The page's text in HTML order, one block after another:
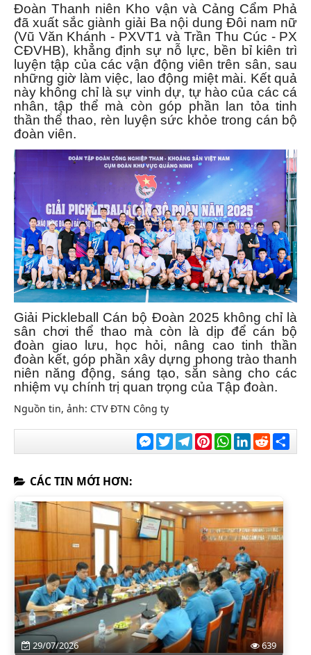
Đoàn Thanh niên Kho vận và Cảng Cẩm Phả
đã xuất sắc giành giải Ba nội dung Đôi nam nữ
(Vũ Văn Khánh - PXVT1 và Trần Thu Cúc - PX
CĐVHB), khẳng định sự nỗ lực, bền bỉ kiên trì
luyện tập của các vận động viên trên sân, sau
những giờ làm việc, lao động miệt mài. Kết quả
này không chỉ là sự vinh dự, tự hào của các cá
nhân, tập thể mà còn góp phần lan tỏa tinh
thần thể thao, rèn luyện sức khỏe trong cán bộ
đoàn viên.
Giải Pickleball Cán bộ Đoàn 2025 không chỉ là
sân chơi thể thao mà còn là dịp để cán bộ
đoàn giao lưu, học hỏi, nâng cao tinh thần
đoàn kết, góp phần xây dựng phong trào thanh
niên năng động, sáng tạo, sẵn sàng cho các
nhiệm vụ chính trị quan trọng của Tập đoàn.
Nguồn tin, ảnh: CTV ĐTN Công ty
Messenger
TwitterTelegramPinterestWhatsApp
LinkedIn
Reddit
CÁC TIN MỚI HƠN:
29/07/2026 639